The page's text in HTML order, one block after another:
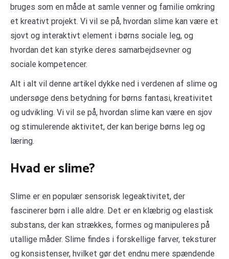
bruges som en måde at samle venner og familie omkring
et kreativt projekt. Vi vil se på, hvordan slime kan være et
sjovt og interaktivt element i børns sociale leg, og
hvordan det kan styrke deres samarbejdsevner og
sociale kompetencer.
Alt i alt vil denne artikel dykke ned i verdenen af slime og
undersøge dens betydning for børns fantasi, kreativitet
og udvikling. Vi vil se på, hvordan slime kan være en sjov
og stimulerende aktivitet, der kan berige børns leg og
læring.
Hvad er slime?
Slime er en populær sensorisk legeaktivitet, der
fascinerer børn i alle aldre. Det er en klæbrig og elastisk
substans, der kan strækkes, formes og manipuleres på
utallige måder. Slime findes i forskellige farver, teksturer
og konsistenser, hvilket gør det endnu mere spændende